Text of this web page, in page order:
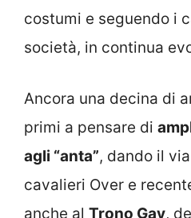
costumi e seguendo i
società, in continua
Ancora una decina di
primi a pensare di
agli “anta”, dando il
cavalieri Over e
anche al Trono Gay,